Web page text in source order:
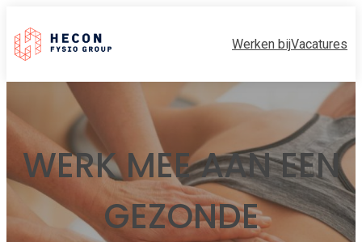
Werken bijVacatures
WERK MEE AAN EEN
GEZONDE